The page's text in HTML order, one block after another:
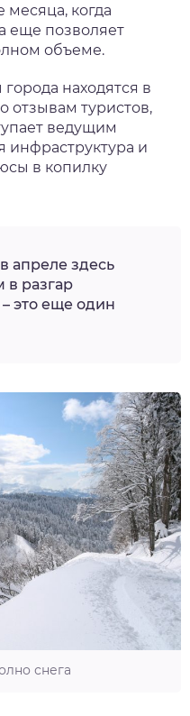
месяца, когда
еще позволяет
объеме.
находятся в
отзывам туристов,
ведущим
инфраструктура и
в копилку
апреле здесь
в разгар
– это еще один
снега